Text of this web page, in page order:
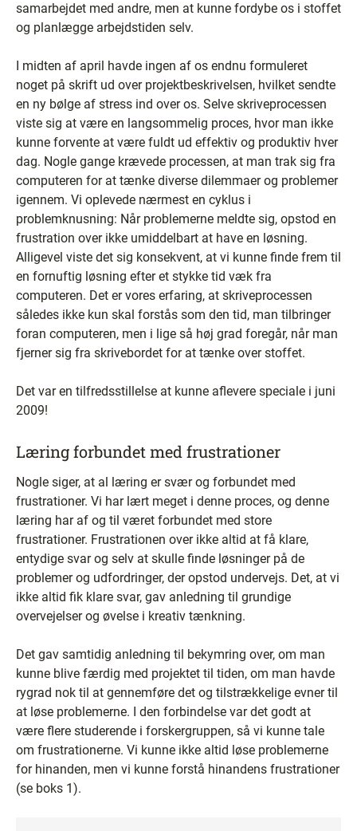
samarbejdet med andre, men at kunne fordybe os i stoffet
og planlægge arbejdstiden selv.
I midten af april havde ingen af os endnu formuleret
noget på skrift ud over projektbeskrivelsen, hvilket sendte
en ny bølge af stress ind over os. Selve skriveprocessen
viste sig at være en langsommelig proces, hvor man ikke
kunne forvente at være fuldt ud effektiv og produktiv hver
dag. Nogle gange krævede processen, at man trak sig fra
computeren for at tænke diverse dilemmaer og problemer
igennem. Vi oplevede nærmest en cyklus i
problemknusning: Når problemerne meldte sig, opstod en
frustration over ikke umiddelbart at have en løsning.
Alligevel viste det sig konsekvent, at vi kunne finde frem til
en fornuftig løsning efter et stykke tid væk fra
computeren. Det er vores erfaring, at skriveprocessen
således ikke kun skal forstås som den tid, man tilbringer
foran computeren, men i lige så høj grad foregår, når man
fjerner sig fra skrivebordet for at tænke over stoffet.
Det var en tilfredsstillelse at kunne aflevere speciale i juni
2009!
Læring forbundet med frustrationer
Nogle siger, at al læring er svær og forbundet med
frustrationer. Vi har lært meget i denne proces, og denne
læring har af og til været forbundet med store
frustrationer. Frustrationen over ikke altid at få klare,
entydige svar og selv at skulle finde løsninger på de
problemer og udfordringer, der opstod undervejs. Det, at vi
ikke altid fik klare svar, gav anledning til grundige
overvejelser og øvelse i kreativ tænkning.
Det gav samtidig anledning til bekymring over, om man
kunne blive færdig med projektet til tiden, om man havde
rygrad nok til at gennemføre det og tilstrækkelige evner til
at løse problemerne. I den forbindelse var det godt at
være flere studerende i forskergruppen, så vi kunne tale
om frustrationerne. Vi kunne ikke altid løse problemerne
for hinanden, men vi kunne forstå hinandens frustrationer
(se boks 1).